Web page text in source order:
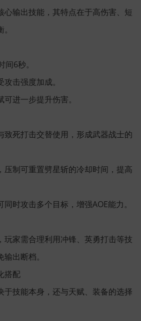
心输出技能，其特点在于高伤害、短
6秒。
击强度加成。
进一步提升伤害。
致死打击交替使用，形成武器战士的
压制可重置劈星斩的冷却时间，提高
时攻击多个目标，增强AOE能力。
玩家需合理利用冲锋、英勇打击等技
出断档。
搭配
于技能本身，还与天赋、装备的选择